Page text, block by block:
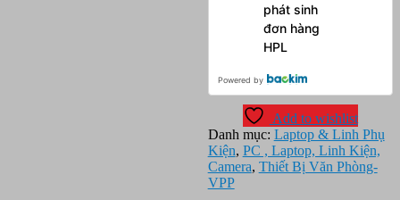
phát sinh
đơn hàng
HPL
Powered by
Add to wishlist
Danh mục: Laptop & Linh Phụ
Kiện, PC , Laptop, Linh Kiện,
Camera, Thiết Bị Văn Phòng-
VPP